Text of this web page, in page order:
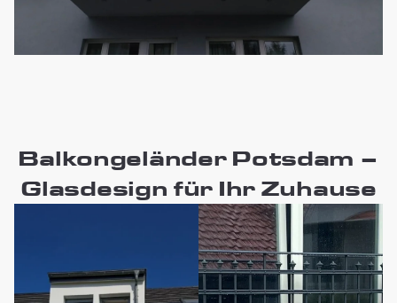
Balkongeländer Potsdam –
Glasdesign für Ihr Zuhause